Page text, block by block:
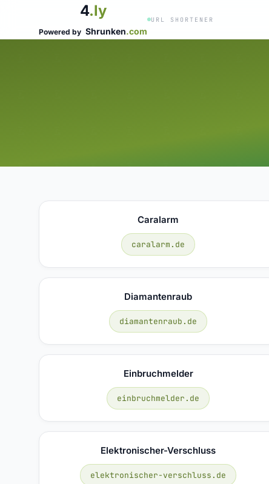
4.ly
Powered by Shrunken.com
URL SHORTENER
Caralarm
caralarm.de
Diamantenraub
diamantenraub.de
Einbruchmelder
einbruchmelder.de
Elektronischer-Verschluss
elektronischer-verschluss.de